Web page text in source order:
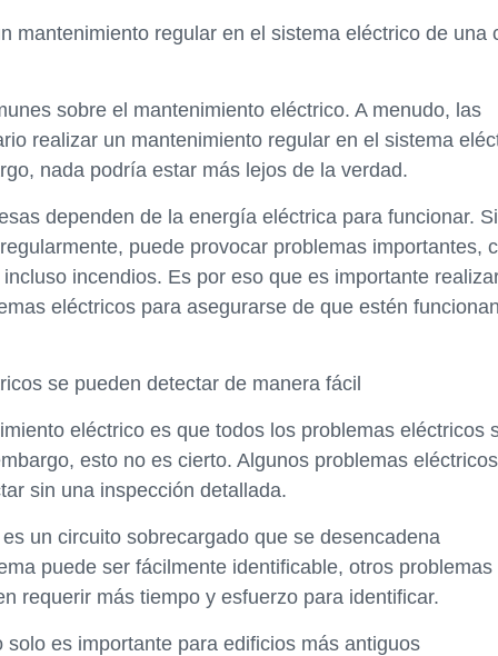
mantenimiento regular en el sistema eléctrico de una
sobre el mantenimiento eléctrico. A menudo, las
realizar un mantenimiento regular en el sistema
nada podría estar más lejos de la verdad.
dependen de la energía eléctrica para funcionar. Si
puede provocar problemas importantes,
incendios. Es por eso que es importante
eléctricos para asegurarse de que estén
se pueden detectar de manera fácil
eléctrico es que todos los problemas eléctricos
esto no es cierto. Algunos problemas eléctricos
sin una inspección detallada.
un circuito sobrecargado que se desencadena
puede ser fácilmente identificable, otros problemas
requerir más tiempo y esfuerzo para identificar.
es importante para edificios más antiguos